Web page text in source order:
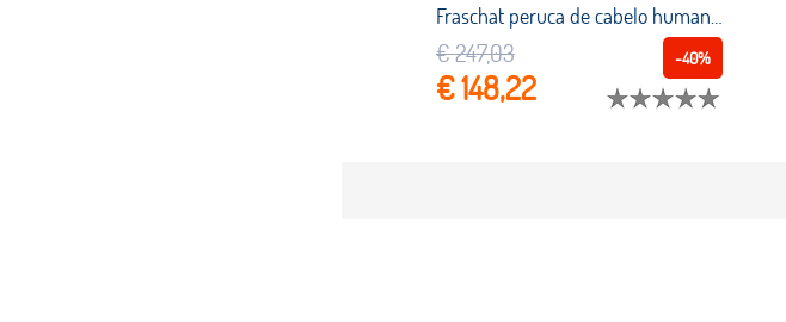
Fraschat peruca de cabelo humano para homens, peruca curta e lisa frontal brasileira de cabelo não remy, fita de fixação para homens natural
-40%
€ 247,03
€ 148,22